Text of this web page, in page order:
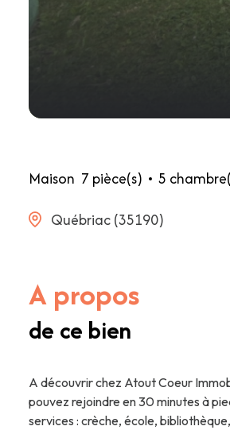
Maison 7 pièce(s) 5
Québriac (35190)
A propos
de ce bien
A découvrir chez Atout Coeur
pouvez rejoindre en 30 minutes à
services : crèche, école,